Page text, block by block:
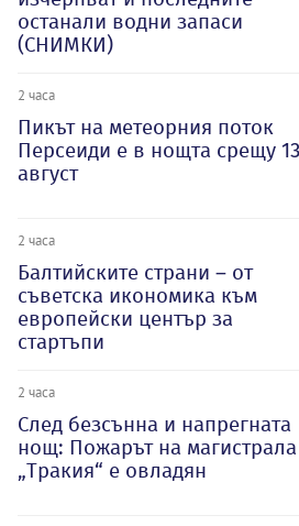
останали водни запаси
(СНИМКИ)
2 часа
Пикът на метеорния поток
Персеиди е в нощта срещу 13
август
2 часа
Балтийските страни – от
съветска икономика към
европейски център за
стартъпи
2 часа
След безсънна и напрегната
нощ: Пожарът на магистрала
„Тракия“ е овладян